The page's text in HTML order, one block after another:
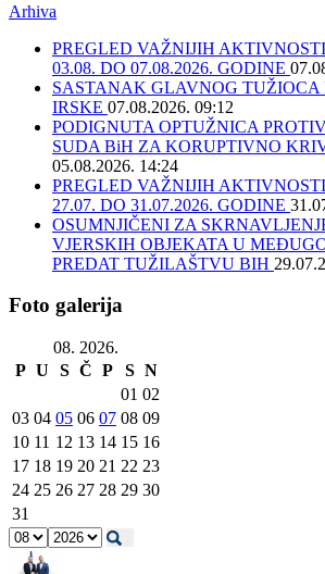
Arhiva
PREGLED VAŽNIJIH
03.08. DO 07.08.2026. GODINE
SASTANAK GLAVNOG
IRSKE 07.08.2026. 09:12
PODIGNUTA OPTUŽNICA
SUDA BiH ZA KORUPTIVNO
05.08.2026. 14:24
PREGLED VAŽNIJIH
27.07. DO 31.07.2026. GODINE
OSUMNJIČENI ZA
VJERSKIH OBJEKATA U
PREDAT TUŽILAŠTVU BIH
Foto galerija
08. 2026.
P U S Č P S N
01 02
03 04 05 06 07 08 09
10 11 12 13 14 15 16
17 18 19 20 21 22 23
24 25 26 27 28 29 30
31